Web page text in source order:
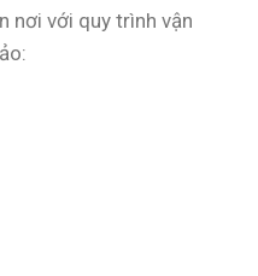
nơi với quy trình vận